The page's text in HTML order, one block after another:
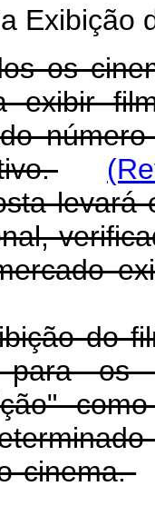
Exibição
os
exibir
do
para os
cinema.